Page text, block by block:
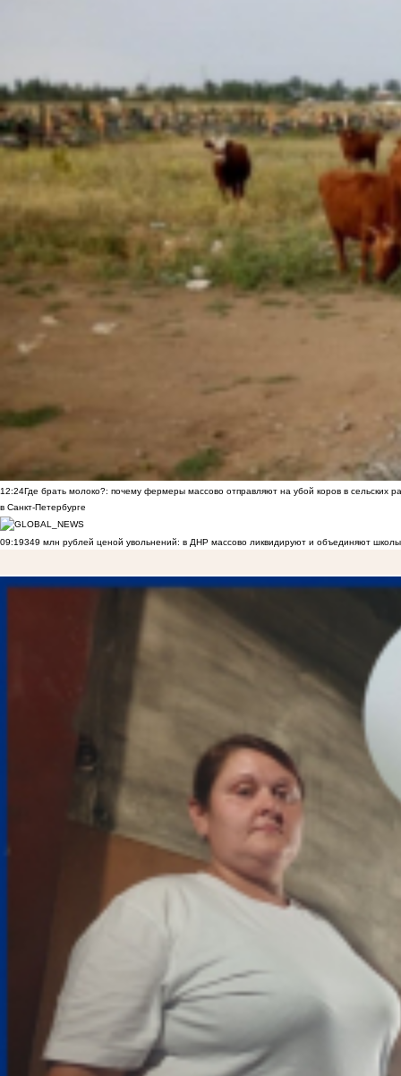
12:24Где брать молоко?: почему фермеры массово отправляют на убой коров в сельских
в Санкт-Петербурге
09:19349 млн рублей ценой увольнений: в ДНР массово ликвидируют и объединяют